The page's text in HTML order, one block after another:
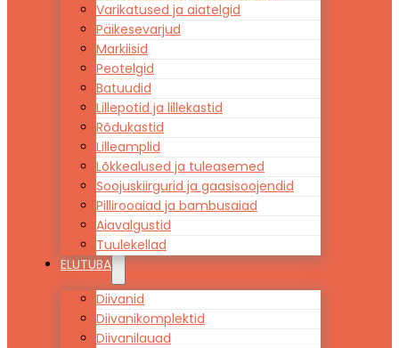
Varikatused ja aiatelgid
Päikesevarjud
Markiisid
Peotelgid
Batuudid
Lillepotid ja lillekastid
Rõdukastid
Lilleamplid
Lõkkealused ja tuleasemed
Soojuskiirgurid ja gaasisoojendid
Pillirooaiad ja bambusaiad
Aiavalgustid
Tuulekellad
ELUTUBA
Diivanid
Diivanikomplektid
Diivanilauad